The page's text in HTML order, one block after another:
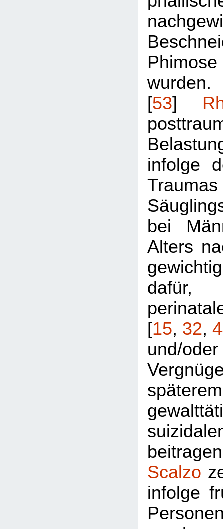
wurden.
[53]
infolge
bei
Alters
[15, 32,
und/
Scalzo
infolge